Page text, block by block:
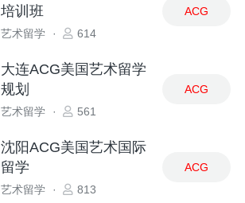
培训班
艺术留学 · 614
ACG
大连ACG美国艺术留学
规划
艺术留学 · 561
ACG
沈阳ACG美国艺术国际
留学
艺术留学 · 813
ACG